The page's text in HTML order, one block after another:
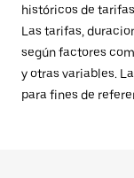
históricos de
Las tarifas,
según factores
y otras variables.
para fines de